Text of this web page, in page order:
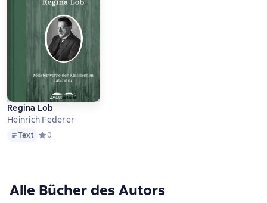
Regina Lob
Heinrich Federer
TextText Средний рейтинг 0 на основе 0 оценок
0
Alle Bücher des Autors